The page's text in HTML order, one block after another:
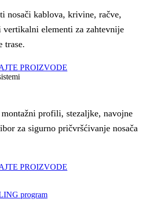
nosači kablova, krivine, račve,
vertikalni elementi za zahtevnije
trase.
PROIZVODE
profili, stezaljke, navojne
za sigurno pričvršćivanje nosača
PROIZVODE
program